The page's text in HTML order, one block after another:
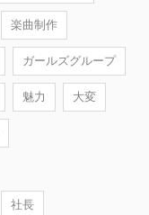
楽曲制作
ガールズグループ
魅力 大変
社長